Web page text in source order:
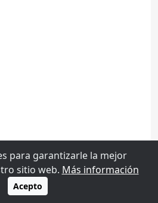
para garantizarle la mejor
sitio web. Más información
Acepto